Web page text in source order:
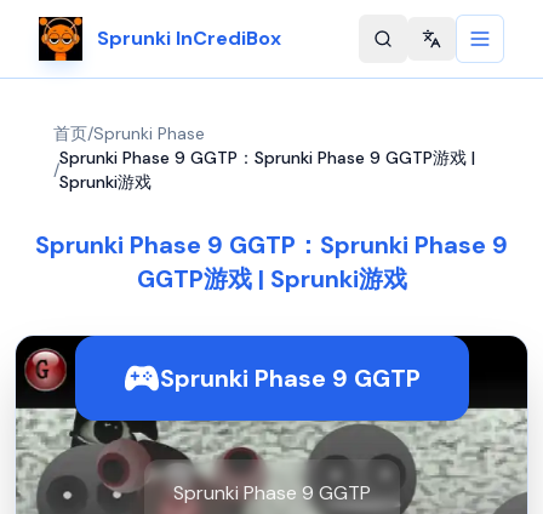
Sprunki InCrediBox Change
首页/Sprunki Phase
/
Sprunki Phase 9 GGTP：Sprunki Phase 9 GGTP游戏 |
Sprunki游戏
Sprunki Phase 9 GGTP：Sprunki Phase 9
GGTP游戏 | Sprunki游戏
Sprunki Phase 9 GGTP
Sprunki Phase 9 GGTP